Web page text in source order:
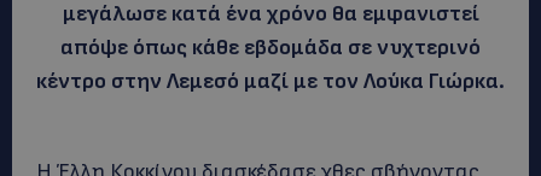
μεγάλωσε κατά ένα χρόνο θα εμφανιστεί
απόψε όπως κάθε εβδομάδα σε νυχτερινό
κέντρο στην Λεμεσό μαζί με τον Λούκα Γιώρκα.